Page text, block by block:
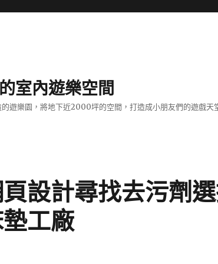
室內遊樂空間
遊樂園，將地下近2000坪的空間，打造成小朋友們的遊戲天
設計尋找去污劑
工廠